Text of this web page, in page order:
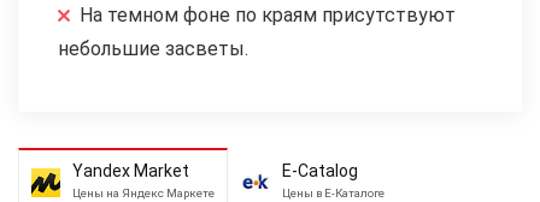
На темном фоне по краям присутствуют
небольшие засветы.
Yandex Market
Цены на Яндекс Маркете
E-Catalog
Цены в Е-Каталоге